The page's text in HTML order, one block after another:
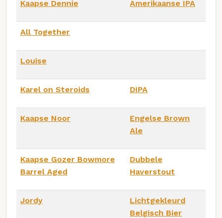
Kaapse Dennie Amerikaanse IPA
All Together
Louise
Karel on Steroids DIPA
Kaapse Noor
Engelse Brown
Ale
Kaapse Gozer Bowmore
Barrel Aged
Dubbele
Haverstout
Jordy
Lichtgekleurd
Belgisch Bier